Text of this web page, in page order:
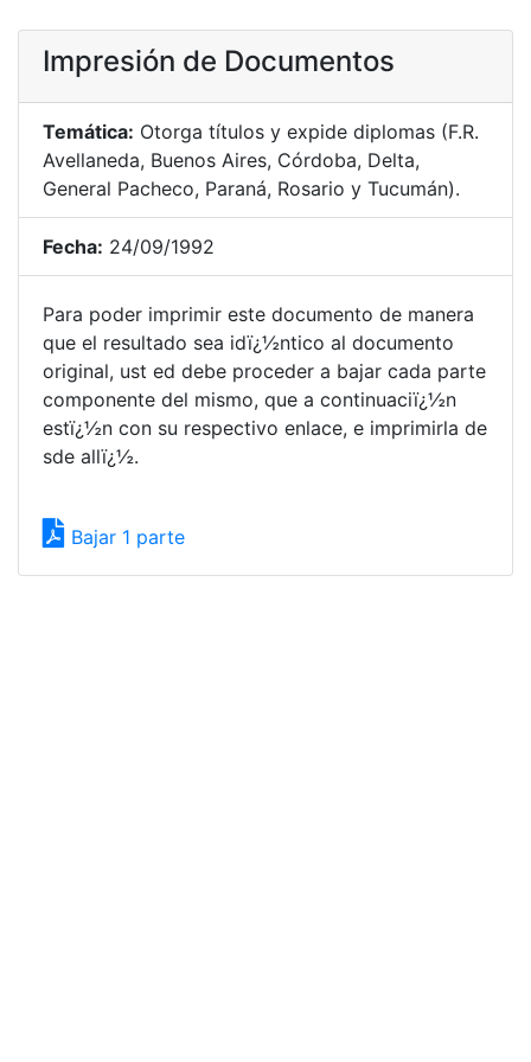
Impresión de Documentos
Temática: Otorga títulos y expide diplomas (F.R.
Avellaneda, Buenos Aires, Córdoba, Delta,
General Pacheco, Paraná, Rosario y Tucumán).
Fecha: 24/09/1992
Para poder imprimir este documento de manera
que el resultado sea idï¿½ntico al documento
original, ust ed debe proceder a bajar cada parte
componente del mismo, que a continuaciï¿½n
estï¿½n con su respectivo enlace, e imprimirla de
sde allï¿½.
Bajar 1 parte